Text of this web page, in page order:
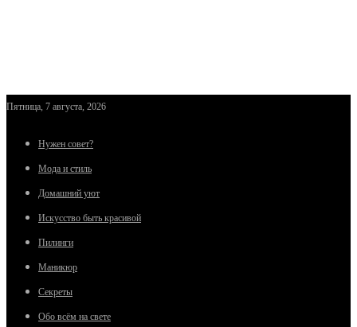
Пятница, 7 августа, 2026
Нужен совет?
Мода и стиль
Домашний уют
Искусство быть красивой
Пилинги
Маникюр
Секреты
Обо всём на свете